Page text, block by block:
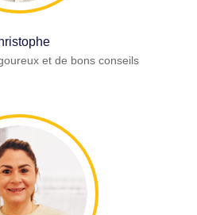
et de bons conseils